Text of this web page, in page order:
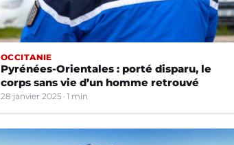
OCCITANIE
Pyrénées-Orientales : porté disparu, le
corps sans vie d’un homme retrouvé
28 janvier 2025 1 min